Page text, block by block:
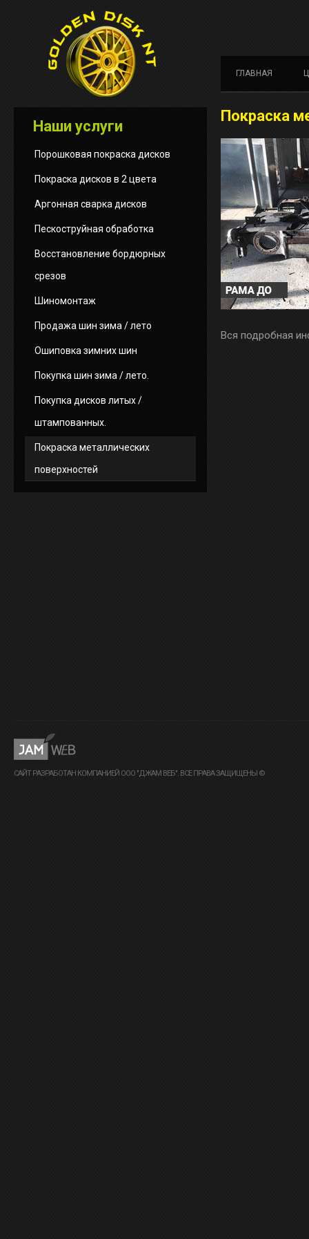
ГЛАВНАЯ
Наши услуги
Порошковая покраска дисков
Покраска дисков в 2 цвета
Аргонная сварка дисков
Пескоструйная обработка
Восстановление бордюрных
срезов
Шиномонтаж
Продажа шин зима / лето
Ошиповка зимних шин
Покупка шин зима / лето.
Покупка дисков литых /
штампованных.
Покраска металлических
поверхностей
Покраска
Вся подробная
САЙТ РАЗРАБОТАН КОМПАНИЕЙ ООО "ДЖАМ ВЕБ". ВСЕ ПРАВА ЗАЩИЩЕНЫ ©